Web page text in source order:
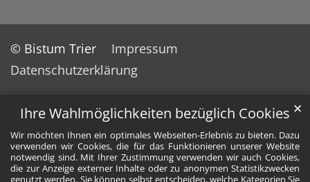
Ihre Wahlmöglichkeiten bezüglich Cookies
Wir möchten Ihnen ein optimales Webseiten-Erlebnis zu bieten. Dazu
verwenden wir Cookies, die für das Funktionieren unserer Website
notwendig sind. Mit Ihrer Zustimmung verwenden wir auch Cookies,
die zur Anzeige externer Inhalte oder zu anonymen Statistikzwecken
genutzt werden. Sie können selbst entscheiden, welche Kategorien Sie
✕
© Bistum Trier
Impressum
Datenschutzerklärung